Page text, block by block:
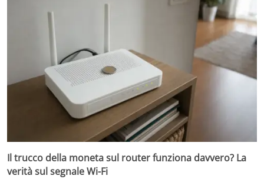
Il trucco della moneta sul router funziona davvero? La
verità sul segnale Wi-Fi